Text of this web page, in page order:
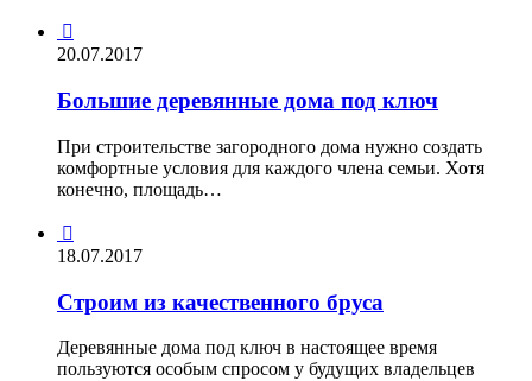

20.07.2017
Большие деревянные дома под ключ
При строительстве загородного дома нужно создать
комфортные условия для каждого члена семьи. Хотя
конечно, площадь…

18.07.2017
Строим из качественного бруса
Деревянные дома под ключ в настоящее время
пользуются особым спросом у будущих владельцев